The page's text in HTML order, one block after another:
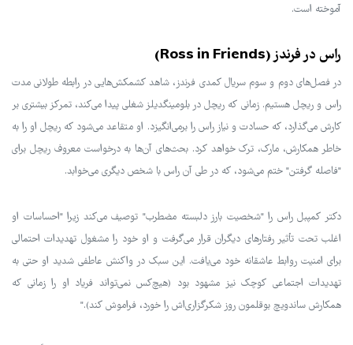
آموخته است.
راس در فرندز (Ross in Friends)
در فصل‌های دوم و سوم سریال کمدی فرندز، شاهد کشمکش‌هایی در رابطه طولانی مدت
راس و ریچل هستیم. زمانی که ریچل در بلومینگدیلز شغلی پیدا می‌کند، تمرکز بیشتری بر
کارش می‌گذارد، که حسادت و نیاز راس را برمی‌انگیزد. او متقاعد می‌شود که ریچل او را به
خاطر همکارش، مارک، ترک خواهد کرد. بحث‌های آن‌ها به درخواست معروف ریچل برای
"فاصله گرفتن" ختم می‌شود، که در طی آن راس با شخص دیگری می‌خوابد.
دکتر کمپبل راس را "شخصیت بارز دلبسته مضطرب" توصیف می‌کند زیرا "احساسات او
اغلب تحت تأثیر رفتارهای دیگران قرار می‌گرفت و او خود را مشغول تهدیدات احتمالی
برای امنیت روابط عاشقانه خود می‌یافت. این سبک در واکنش عاطفی شدید او حتی به
تهدیدات اجتماعی کوچک نیز مشهود بود (هیچ‌کس نمی‌تواند فریاد او را زمانی که
همکارش ساندویچ بوقلمون روز شکرگزاری‌اش را خورد، فراموش کند)."